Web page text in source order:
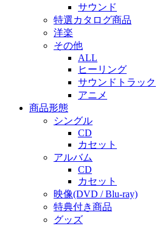
サウンド
特選カタログ商品
洋楽
その他
ALL
ヒーリング
サウンドトラック
アニメ
商品形態
シングル
CD
カセット
アルバム
CD
カセット
映像(DVD / Blu-ray)
特典付き商品
グッズ